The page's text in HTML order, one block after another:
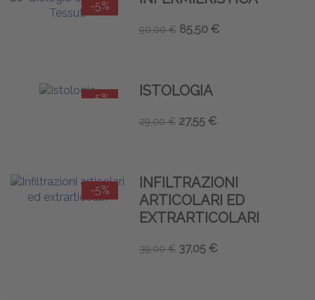
-5%
90,00 € 85,50 €
-5% ISTOLOGIA
29,00 € 27,55 €
-5%
INFILTRAZIONI
ARTICOLARI ED
EXTRARTICOLARI
39,00 € 37,05 €